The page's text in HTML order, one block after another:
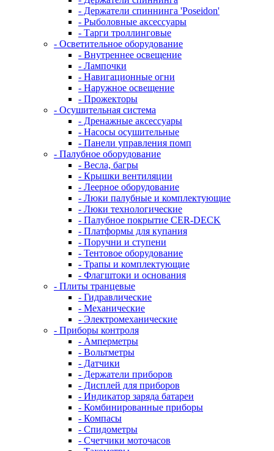
- Держатели спиннинга 'Poseidon'
- Рыболовные аксессуары
- Тарги троллинговые
- Осветительное оборудование
- Внутреннее освещение
- Лампочки
- Навигационные огни
- Наружное освещение
- Прожекторы
- Осушительная система
- Дренажные аксессуары
- Насосы осушительные
- Панели управления помп
- Палубное оборудование
- Весла, багры
- Крышки вентиляции
- Леерное оборудование
- Люки палубные и комплектующие
- Люки технологические
- Палубное покрытие CER-DECK
- Платформы для купания
- Поручни и ступени
- Тентовое оборудование
- Трапы и комплектующие
- Флагштоки и основания
- Плиты транцевые
- Гидравлические
- Механические
- Электромеханические
- Приборы контроля
- Амперметры
- Вольтметры
- Датчики
- Держатели приборов
- Дисплей для приборов
- Индикатор заряда батареи
- Комбинированные приборы
- Компасы
- Спидометры
- Счетчики моточасов